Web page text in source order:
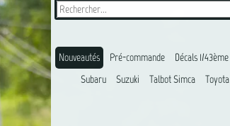
Nouveautés Pré-commande Décals 1/43ème
Subaru
Suzuki Talbot Simca Toyota